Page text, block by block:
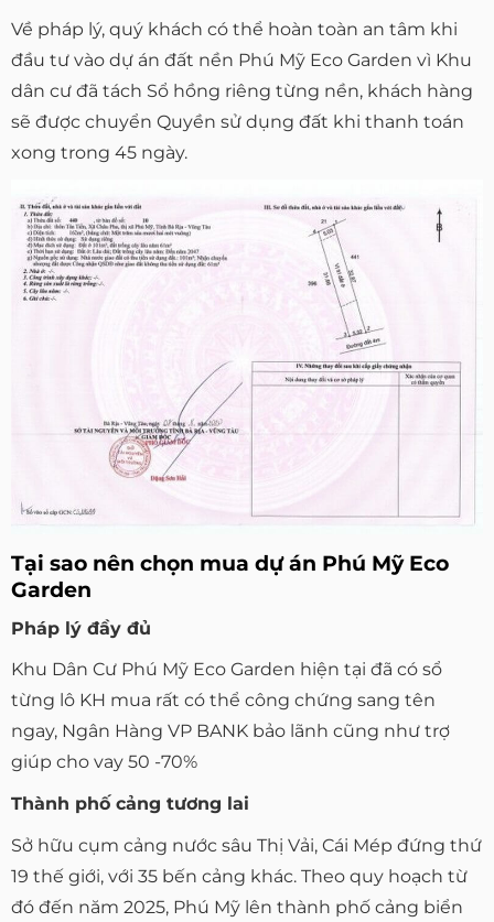
Về pháp lý, quý khách có thể hoàn toàn an tâm khi
đầu tư vào dự án đất nền Phú Mỹ Eco Garden vì Khu
dân cư đã tách Sổ hồng riêng từng nền, khách hàng
sẽ được chuyển Quyền sử dụng đất khi thanh toán
xong trong 45 ngày.
Tại sao nên chọn mua dự án Phú Mỹ Eco
Garden
Pháp lý đầy đủ
Khu Dân Cư Phú Mỹ Eco Garden hiện tại đã có sổ
từng lô KH mua rất có thể công chứng sang tên
ngay, Ngân Hàng VP BANK bảo lãnh cũng như trợ
giúp cho vay 50 -70%
Thành phố cảng tương lai
Sở hữu cụm cảng nước sâu Thị Vải, Cái Mép đứng thứ
19 thế giới, với 35 bến cảng khác. Theo quy hoạch từ
đó đến năm 2025, Phú Mỹ lên thành phố cảng biển